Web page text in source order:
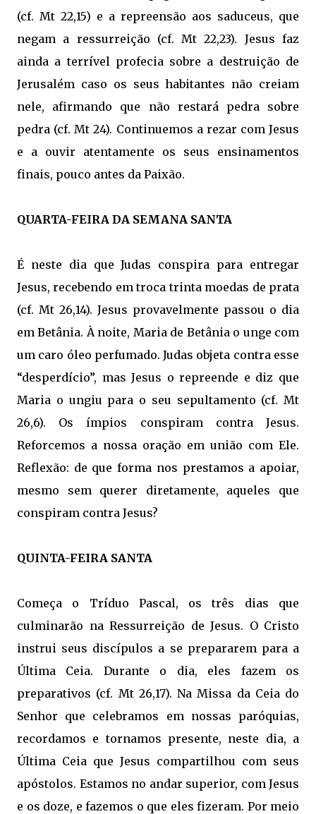
(cf. Mt 22,15) e a repreensão aos saduceus, que
negam a ressurreição (cf. Mt 22,23). Jesus faz
ainda a terrível profecia sobre a destruição de
Jerusalém caso os seus habitantes não creiam
nele, afirmando que não restará pedra sobre
pedra (cf. Mt 24). Continuemos a rezar com Jesus
e a ouvir atentamente os seus ensinamentos
finais, pouco antes da Paixão.
QUARTA-FEIRA DA SEMANA SANTA
É neste dia que Judas conspira para entregar
Jesus, recebendo em troca trinta moedas de prata
(cf. Mt 26,14). Jesus provavelmente passou o dia
em Betânia. À noite, Maria de Betânia o unge com
um caro óleo perfumado. Judas objeta contra esse
“desperdício”, mas Jesus o repreende e diz que
Maria o ungiu para o seu sepultamento (cf. Mt
26,6). Os ímpios conspiram contra Jesus.
Reforcemos a nossa oração em união com Ele.
Reflexão: de que forma nos prestamos a apoiar,
mesmo sem querer diretamente, aqueles que
conspiram contra Jesus?
QUINTA-FEIRA SANTA
Começa o Tríduo Pascal, os três dias que
culminarão na Ressurreição de Jesus. O Cristo
instrui seus discípulos a se prepararem para a
Última Ceia. Durante o dia, eles fazem os
preparativos (cf. Mt 26,17). Na Missa da Ceia do
Senhor que celebramos em nossas paróquias,
recordamos e tornamos presente, neste dia, a
Última Ceia que Jesus compartilhou com seus
apóstolos. Estamos no andar superior, com Jesus
e os doze, e fazemos o que eles fizeram. Por meio